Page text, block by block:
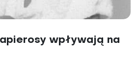
wpływają na